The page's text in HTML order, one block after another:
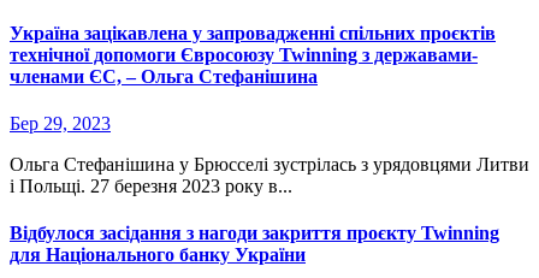
Україна зацікавлена у запровадженні спільних проєктів
технічної допомоги Євросоюзу Twinning з державами-
членами ЄС, – Ольга Стефанішина
Бер 29, 2023
Ольга Стефанішина у Брюсселі зустрілась з урядовцями Литви
і Польщі. 27 березня 2023 року в...
Відбулося засідання з нагоди закриття проєкту Twinning
для Національного банку України